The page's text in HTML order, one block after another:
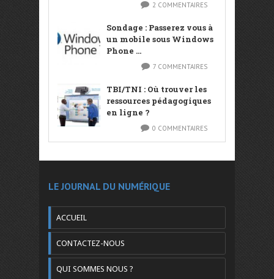
2 COMMENTAIRES
Sondage : Passerez vous à
un mobile sous Windows
Phone ...
7 COMMENTAIRES
TBI/TNI : Où trouver les
ressources pédagogiques
en ligne ?
0 COMMENTAIRES
LE JOURNAL DU NUMÉRIQUE
ACCUEIL
CONTACTEZ-NOUS
QUI SOMMES NOUS ?